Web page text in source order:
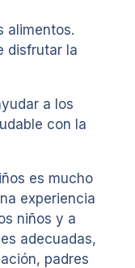
alimentos.
disfrutar la
a los
con la
es mucho
experiencia
niños y a
adecuadas,
padres